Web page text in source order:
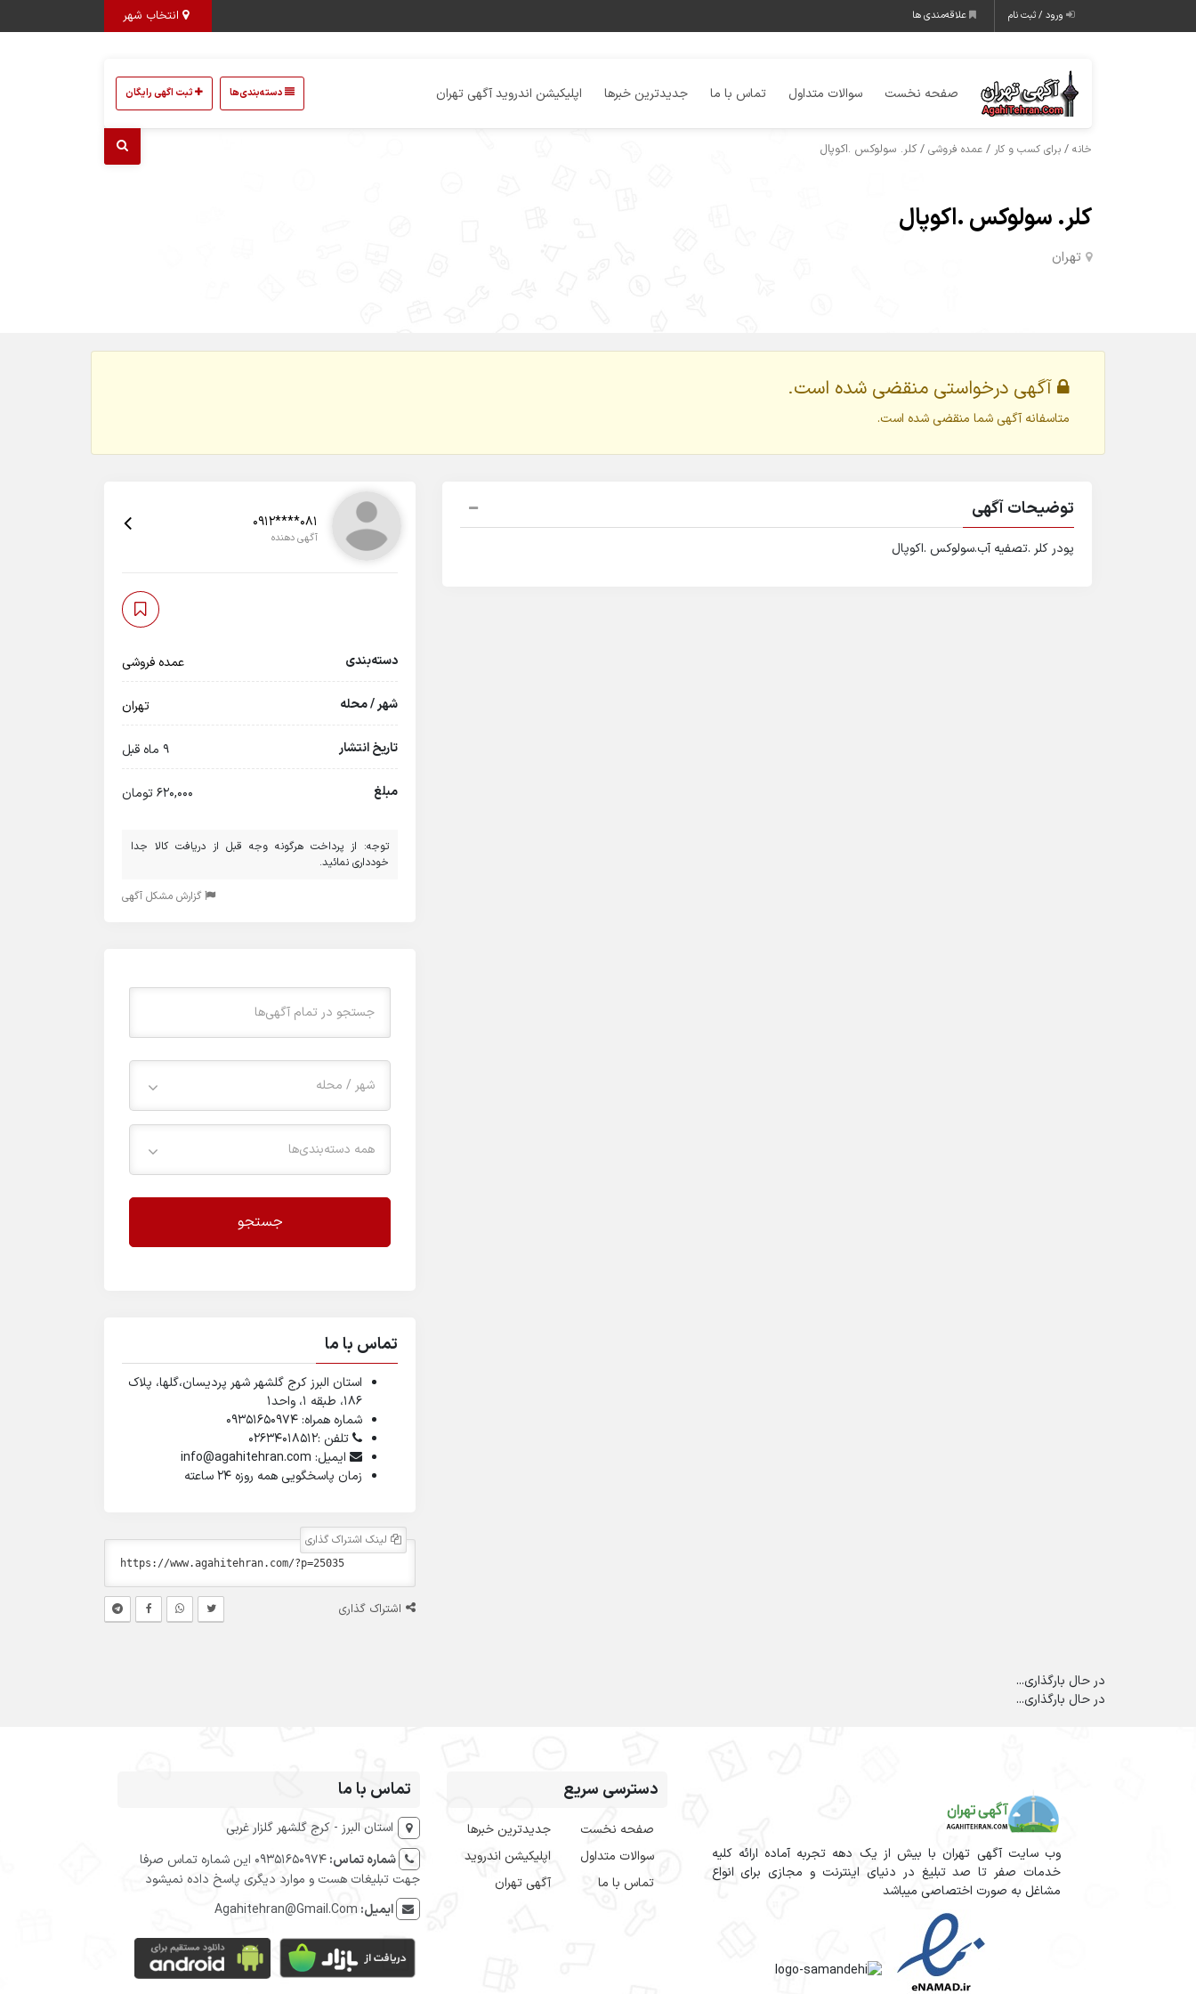
انتخاب شهر ورود / ثبت نام علاقه‌مندی ها
صفحه نخست سوالات متداول تماس با ما جدیدترین خبرها اپلیکیشن اندروید آگهی تهران دسته‌بندی‌ها ثبت اگهی رایگان
خانه / برای کسب و کار / عمده فروشی / کلر. سولوکس .اکوپال
کلر. سولوکس .اکوپال
تهران
آگهی درخواستی منقضی شده است.
متاسفانه آگهی شما منقضی شده است.
توضیحات آگهی
پودر کلر .تصفیه آب.سولوکس .اکوپال
0912****081
آگهی دهنده
دسته‌بندی عمده فروشی
شهر / محله تهران
تاریخ انتشار 9 ماه قبل
مبلغ 620,000 تومان
توجه: از پرداخت هرگونه وجه قبل از دریافت کالا جدا
خودداری نمائید.
گزارش مشکل آگهی
شهر / محله
همه دسته‌بندی‌ها
جستجو
تماس با ما
استان البرز کرج گلشهر شهر پردیسان،گلها، پلاک
۱۸۶، طبقه ۱، واحد1
شماره همراه: 09351650974
تلفن :02634018512
ایمیل: info@agahitehran.com
زمان پاسخگویی همه روزه 24 ساعته
لینک اشتراک گذاری
اشتراک گذاری
در حال بارگذاری...
در حال بارگذاری...
وب سایت آگهی تهران با بیش از یک دهه تجربه آماده ارائه کلیه
خدمات صفر تا صد تبلیغ در دنیای اینترنت و مجازی برای انواع
مشاغل به صورت اختصاصی میباشد
دسترسی سریع
صفحه نخست
سوالات متداول
تماس با ما
جدیدترین خبرها
اپلیکیشن اندروید
آگهی تهران
تماس با ما
استان البرز - کرج گلشهر گلزار غربی
شماره تماس:
09351650974 این شماره تماس صرفا
جهت تبلیغات هست و موارد دیگری پاسخ داده نمیشود
ایمیل: Agahitehran@Gmail.Com